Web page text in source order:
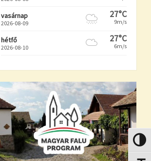
Nagy
vasárnap
2026-08-09
27°C
9m/s
hétfő
2026-08-10
27°C
6m/s